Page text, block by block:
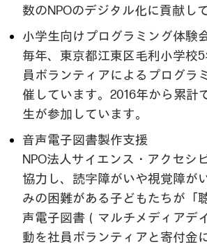
数のNPOのデジタル化に貢献し
小学生向けプログラミング体験
毎年、東京都江東区毛利小学校
員ボランティアによるプログラ
催しています。2016年から累計
生が参加しています。
音声電子図書製作支援
NPO法人サイエンス・アクセシ
協力し、読字障がいや視覚障が
みの困難がある子どもたちが「
声電子図書（マルチメディアデ
動を社員ボランティアと寄付金